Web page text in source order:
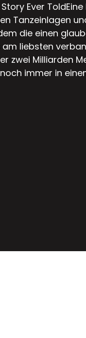
Ever
Tanzeinlagen
die einen
liebsten
zwei Milliarden
immer in